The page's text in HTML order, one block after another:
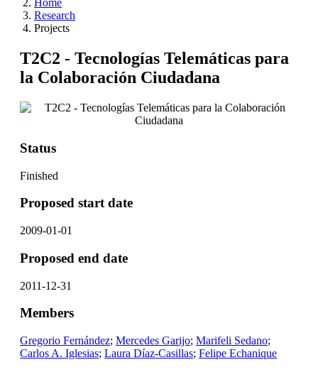
Home
Research
Projects
T2C2 - Tecnologías Telemáticas para
la Colaboración Ciudadana
Status
Finished
Proposed start date
2009-01-01
Proposed end date
2011-12-31
Members
Gregorio Fernández; Mercedes Garijo; Marifeli Sedano;
Carlos A. Iglesias; Laura Díaz-Casillas; Felipe Echanique